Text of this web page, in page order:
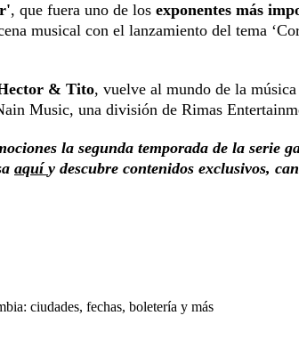
, que fuera uno de los exponentes más
musical con el lanzamiento del tema
& Tito, vuelve al mundo de la
Music, una división de Rimas
la segunda temporada de la serie
aquí y descubre contenidos exclusivos,
ciudades, fechas, boletería y más